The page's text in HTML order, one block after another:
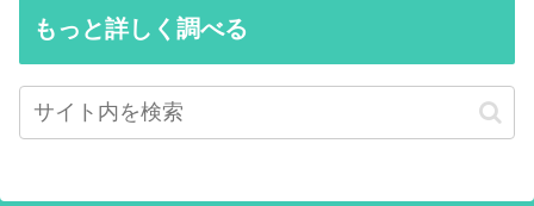
もっと詳しく調べる